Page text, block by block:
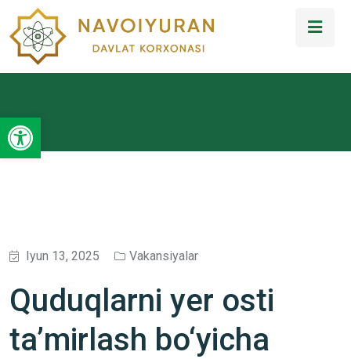
Open toolbar
Iyun 13, 2025 Vakansiyalar
Quduqlarni yer osti
ta’mirlash bo‘yicha